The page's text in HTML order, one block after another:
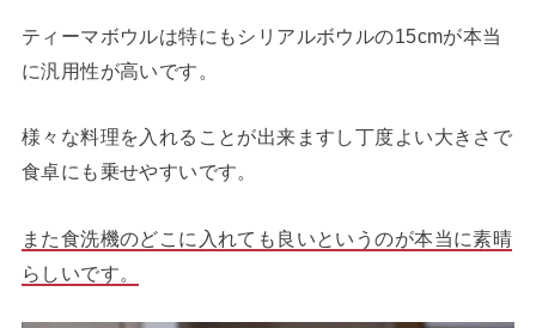
ティーマボウルは特にもシリアルボウルの15cmが本当
に汎用性が高いです。
様々な料理を入れることが出来ますし丁度よい大きさで
食卓にも乗せやすいです。
また食洗機のどこに入れても良いというのが本当に素晴
らしいです。